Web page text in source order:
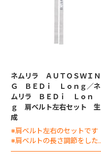
ネムリラ ＡＵＴＯＳＷＩＮ
Ｇ ＢＥＤｉ Ｌｏｎｇ／ネ
ムリラ ＢＥＤｉ Ｌｏｎ
ｇ 肩ベルト左右セット 生
成
※肩ベルト左右のセットです
※肩ベルトの長さ調節をした
り、腰バックルに重ねる「肩